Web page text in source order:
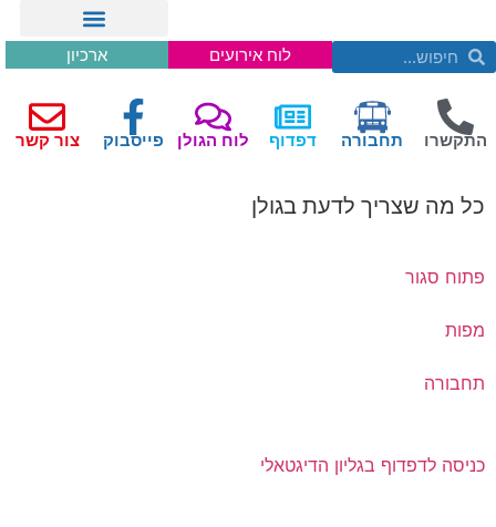
לוח אירועים ארכיון
התקשרו תחבורה דפדוף לוח הגולן פייסבוק צור קשר
כל מה שצריך לדעת בגולן
פתוח סגור
מפות
תחבורה
כניסה לדפדוף בגליון הדיגטאלי